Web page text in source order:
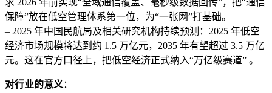
求 2026 年前实现“全域通信覆盖、毫秒级数据回传”，把“通信
保障”放在低空管理体系第一位，为“一张网”打基础。
– 2025 年中国民航局及相关研究机构持续预测：2025 年低空
经济市场规模将达到约 1.5 万亿元，2035 年有望超过 3.5 万亿
元。这在官方口径上，把低空经济正式纳入“万亿级赛道” 。
对行业的意义 ：